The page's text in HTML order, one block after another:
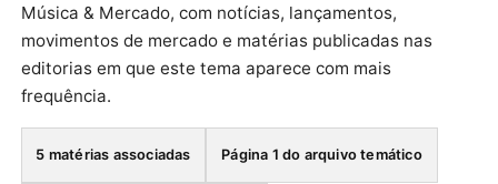
Música & Mercado, com notícias, lançamentos,
movimentos de mercado e matérias publicadas nas
editorias em que este tema aparece com mais
frequência.
5 matérias associadas Página 1 do arquivo temático